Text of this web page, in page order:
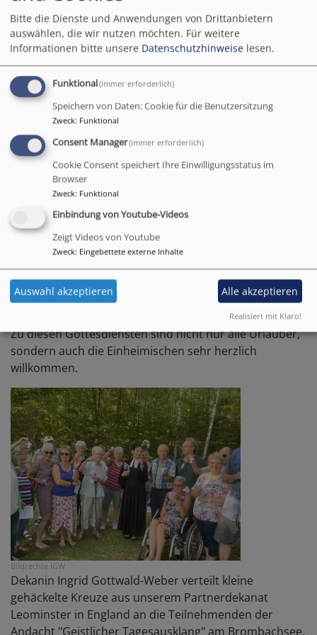
Jahren. Im Dekantsgebiet Weißenburg liegt der Große
Brombachsee mit seinen Natursandstränden in
Pleinfeld und Allmannsdorf. In Pleinfeld gibt es auch
einen großen Campingplatz - Waldcamping
Brombachsee - mit mehr als 400 Stellplätzen. Hier
suchen im Sommer Mitarbeitende von „Kirche
Unterwegs“ den unmittelbaren Kontakt zu den
Menschen.
Das Dekanat Weißenburg bietet in den
Sommermonaten Gottesdienste mit der
Schäferwagenkirche direkt am Sandstrand des Sees an.
Den Gottesdienstplatz bei Allmannsdorf am Großen
Brombachsee erreichen Sie vom Parkplatz
Allmannsdorf aus in wenigen Minuten zu Fuß. Gehen
Sie vorbei an der Freizeitanlage "Arche" etwas weiter
westlich vom Anlegeplatz der MS Brombachsee zum
Standort der Schäferwagenkirche. Bläser bereichern im
August um 17 Uhr die „Tagesausklänge“ musikalisch.
Zu diesen Gottesdiensten sind nicht nur alle Urlauber,
sondern auch die Einheimischen sehr herzlich
willkommen.
Bildrechte IGW
Dekanin Ingrid Gottwald-Weber verteilt kleine
gehäckelte Kreuze aus unserem Partnerdekanat
Leominster in England an die Teilnehmenden der
Andacht "Geistlicher Tagesausklang" am Brombachsee.
Bitte die Dienste und Anwendungen von Drittanbietern
auswählen, die wir nutzen möchten. Für weitere
Informationen bitte unsere Datenschutzhinweise lesen.
Funktional(immer erforderlich)
Speichern von Daten: Cookie für die Benutzersitzung
Zweck: Funktional
Consent Manager(immer erforderlich)
Cookie Consent speichert Ihre Einwilligungsstatus im
Browser
Zweck: Funktional
Einbindung von Youtube-Videos
Zeigt Videos von Youtube
Zweck: Eingebettete externe Inhalte
Auswahl akzeptieren Alle akzeptieren
Realisiert mit Klaro!